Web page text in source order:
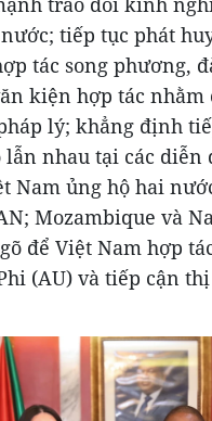
tiếp tục phát
tác song phương,
kiện hợp tác nhằm
lý; khẳng định
lẫn nhau tại các diễn
Nam ủng hộ hai
Mozambique và
để Việt Nam hợp
(AU) và tiếp cận